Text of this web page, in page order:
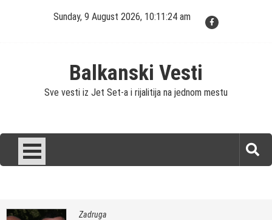
Sunday, 9 August 2026, 10:11:25 am
Balkanski Vesti
Sve vesti iz Jet Set-a i rijalitija na jednom mestu
Zadruga